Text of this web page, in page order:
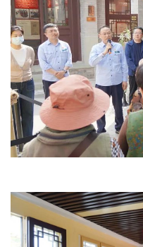
宣传思想文化人才
专题
资料库